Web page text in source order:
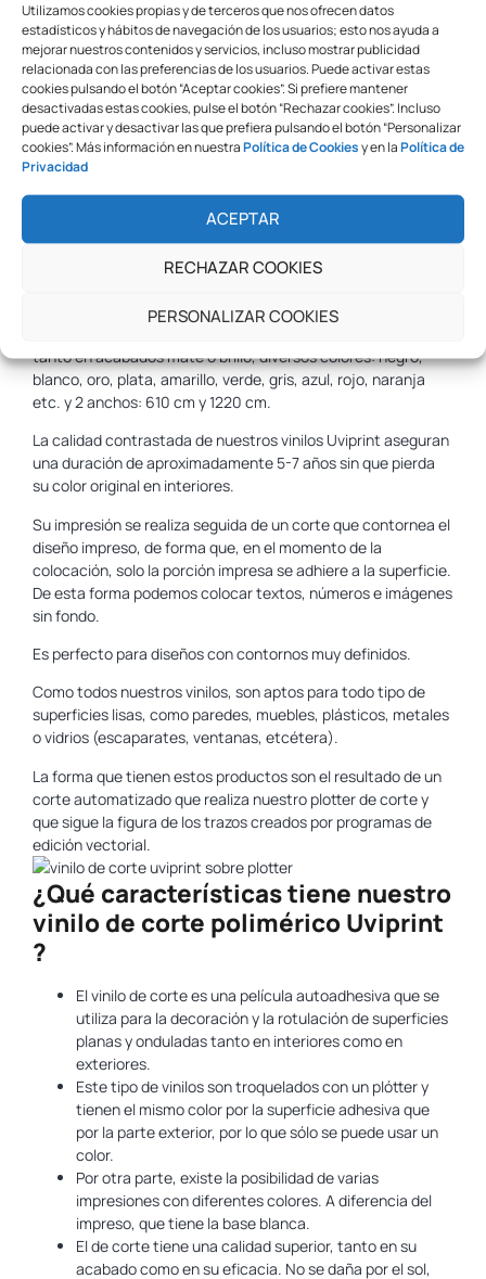
Utilizamos cookies propias y de terceros que nos ofrecen datos
estadísticos y hábitos de navegación de los usuarios; esto nos ayuda a
mejorar nuestros contenidos y servicios, incluso mostrar publicidad
relacionada con las preferencias de los usuarios. Puede activar estas
cookies pulsando el botón “Aceptar cookies”. Si prefiere mantener
desactivadas estas cookies, pulse el botón “Rechazar cookies”. Incluso
puede activar y desactivar las que prefiera pulsando el botón “Personalizar
cookies”. Más información en nuestraPolítica de Cookiesy en laPolítica de
Privacidad
ACEPTAR
RECHAZAR COOKIES
PERSONALIZAR COOKIES
años, no ofrecen la estabilidad y durabilidad que ofrecen los
vinilos fundidos.
Las mezclas de vinilo poliméricas aplicadas en el exterior se
comportan mucho mejor que las monoméricas pero no están
indicadas.
Su coste es inferior al de los vinilos de fundición, por ello se
buen acabado y una mayor economía.
RECOMENDACIÓN: aplicaciones en exterior de larga
duración y vestir superficies curvas e irregulares
En Merkaprinter disponemos de varios colores para las
tanto en acabados mate o brillo, diversos colores: negro,
blanco, oro, plata, amarillo, verde, gris, azul, rojo, naranja
etc. y 2 anchos: 610 cm y 1220 cm.
La calidad contrastada de nuestros vinilos Uviprint aseguran
una duración de aproximadamente 5-7 años sin que pierda
su color original en interiores.
Su impresión se realiza seguida de un corte que contornea el
diseño impreso, de forma que, en el momento de la
colocación, solo la porción impresa se adhiere a la superficie.
De esta forma podemos colocar textos, números e imágenes
sin fondo.
Es perfecto para diseños con contornos muy definidos.
Como todos nuestros vinilos, son aptos para todo tipo de
superficies lisas, como paredes, muebles, plásticos, metales
o vidrios (escaparates, ventanas, etcétera).
La forma que tienen estos productos son el resultado de un
corte automatizado que realiza nuestro plotter de corte y
que sigue la figura de los trazos creados por programas de
edición vectorial.
¿Qué características tiene nuestro
vinilo de corte polimérico Uviprint
?
El vinilo de corte es una película autoadhesiva que se
utiliza para la decoración y la rotulación de superficies
planas y onduladas tanto en interiores como en
exteriores.
Este tipo de vinilos son troquelados con un plótter y
tienen el mismo color por la superficie adhesiva que
por la parte exterior, por lo que sólo se puede usar un
color.
Por otra parte, existe la posibilidad de varias
impresiones con diferentes colores. A diferencia del
impreso, que tiene la base blanca.
El de corte tiene una calidad superior, tanto en su
acabado como en su eficacia. No se daña por el sol,